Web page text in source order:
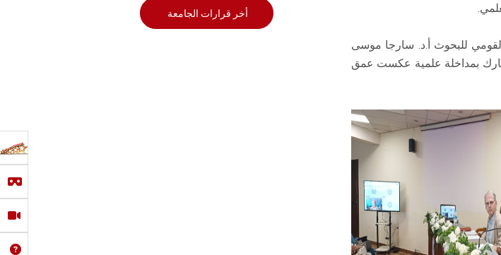
للبحوث أ.د. سارجا موسى
بمداخلة علمية عكست عمق
أخر قرارات الجامعة